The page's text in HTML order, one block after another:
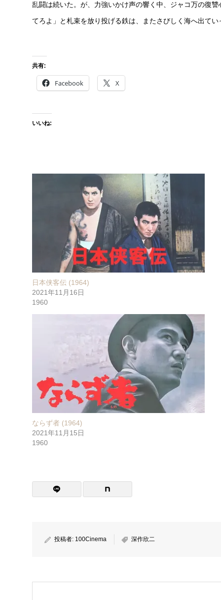
乱闘は続いた。が、力強いかけ声の響く中、ジャコ万の復
てろよ」と札束を放り投げる鉄は、またさびしく海へ出てい
共有:
Facebook X
いいね:
日本侠客伝 (1964)
2021年11月16日
1960
ならず者 (1964)
2021年11月15日
1960
投稿者: 100Cinema 深作欣二